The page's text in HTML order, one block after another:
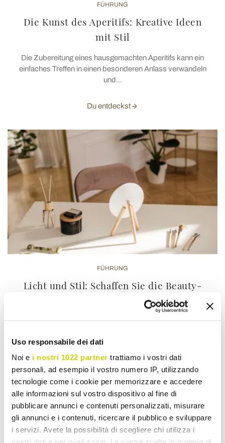
Uso responsabile dei dati
Noi e i nostri 1022 partner trattiamo i vostri dati
personali, ad esempio il vostro numero IP, utilizzando
tecnologie come i cookie per memorizzare e accedere
alle informazioni sul vostro dispositivo al fine di
pubblicare annunci e contenuti personalizzati, misurare
gli annunci e i contenuti, ricercare il pubblico e sviluppare
i servizi. Avete la possibilità di scegliere chi utilizza i
FÜHRUNG
Die Kunst des Aperitifs: Kreative Ideen
mit Stil
Die Zubereitung eines hausgemachten Aperitifs kann ein
einfaches Treffen in einen besonderen Anlass verwandeln
und...
Du entdeckst
FÜHRUNG
Licht und Stil: Schaffen Sie die Beauty-
Ecke Ihrer Träume zu Hause
Die Schaffung eines Beauty-Bereichs zu Hause bereichert
und...
Du entdeckst